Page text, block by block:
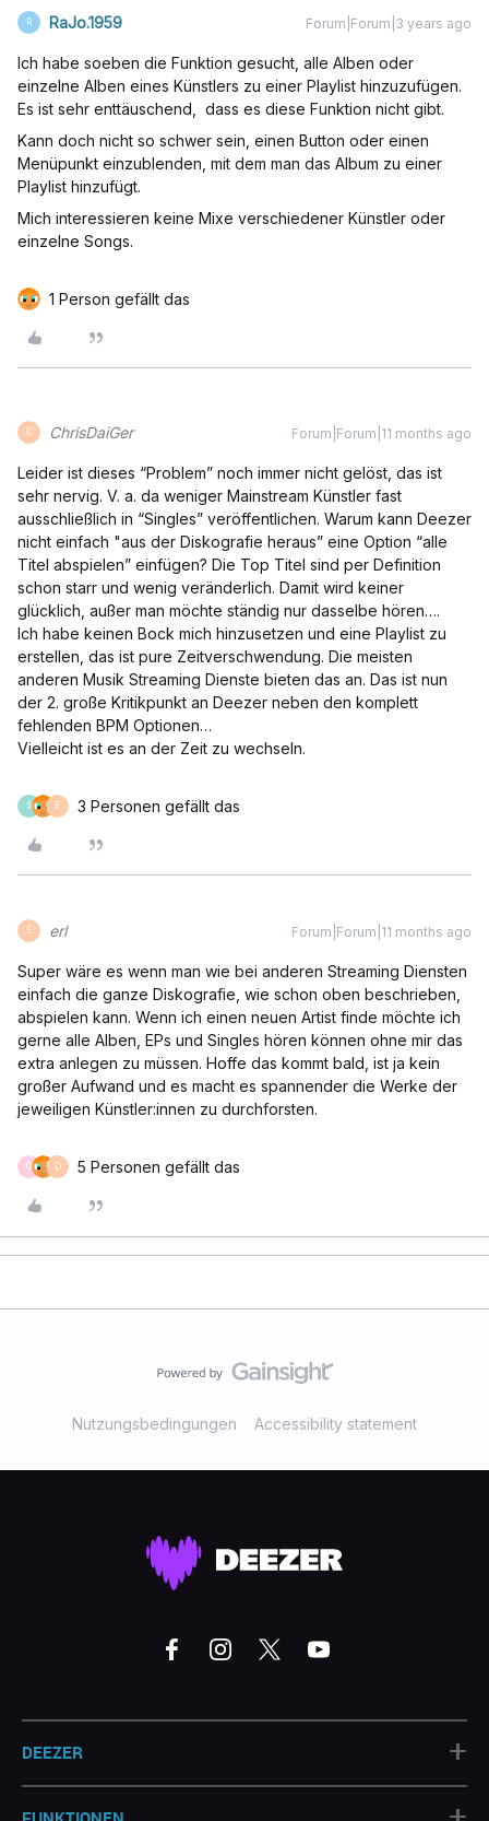
R RaJo.1959 Forum|Forum|3 years ago
Ich habe soeben die Funktion gesucht, alle Alben oder
einzelne Alben eines Künstlers zu einer Playlist hinzuzufügen.
Es ist sehr enttäuschend, dass es diese Funktion nicht gibt.
Kann doch nicht so schwer sein, einen Button oder einen
Menüpunkt einzublenden, mit dem man das Album zu einer
Playlist hinzufügt.
Mich interessieren keine Mixe verschiedener Künstler oder
einzelne Songs.
1 Person gefällt das
C ChrisDaiGer Forum|Forum|11 months ago
Leider ist dieses “Problem” noch immer nicht gelöst, das ist
sehr nervig. V. a. da weniger Mainstream Künstler fast
ausschließlich in “Singles” veröffentlichen. Warum kann Deezer
nicht einfach "aus der Diskografie heraus” eine Option “alle
Titel abspielen” einfügen? Die Top Titel sind per Definition
schon starr und wenig veränderlich. Damit wird keiner
glücklich, außer man möchte ständig nur dasselbe hören….
Ich habe keinen Bock mich hinzusetzen und eine Playlist zu
erstellen, das ist pure Zeitverschwendung. Die meisten
anderen Musik Streaming Dienste bieten das an. Das ist nun
der 2. große Kritikpunkt an Deezer neben den komplett
fehlenden BPM Optionen…
Vielleicht ist es an der Zeit zu wechseln.
S E 3 Personen gefällt das
E erl Forum|Forum|11 months ago
Super wäre es wenn man wie bei anderen Streaming Diensten
einfach die ganze Diskografie, wie schon oben beschrieben,
abspielen kann. Wenn ich einen neuen Artist finde möchte ich
gerne alle Alben, EPs und Singles hören können ohne mir das
extra anlegen zu müssen. Hoffe das kommt bald, ist ja kein
großer Aufwand und es macht es spannender die Werke der
jeweiligen Künstler:innen zu durchforsten.
O D 5 Personen gefällt das
Nutzungsbedingungen Accessibility statement
DEEZER +